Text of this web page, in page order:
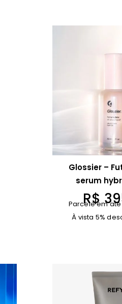
Glossier –
serum
R$
Parcele em
À vista 5%